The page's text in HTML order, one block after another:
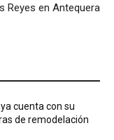
Reyes en Antequera
cuenta con su
de remodelación